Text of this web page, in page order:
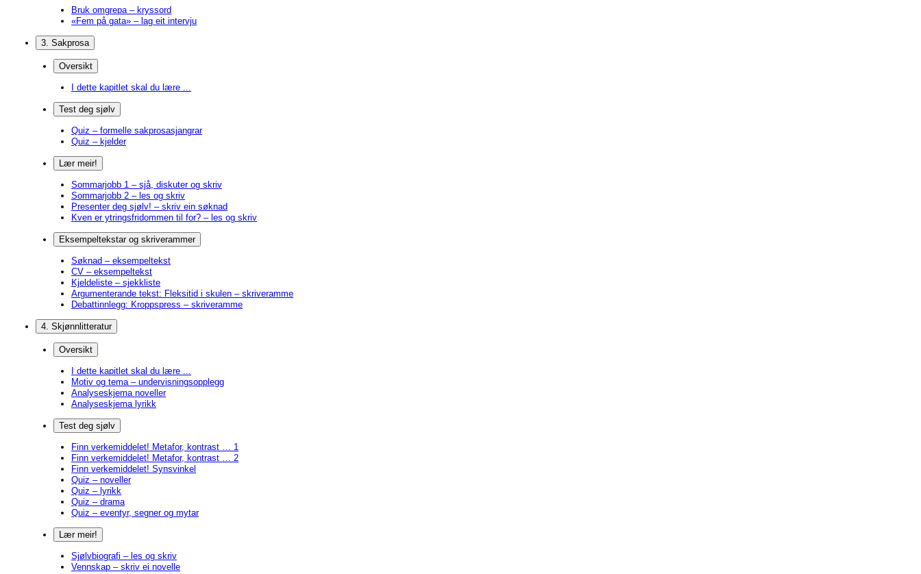
Bruk omgrepa – kryssord
«Fem på gata» – lag eit intervju
3. Sakprosa
Oversikt
I dette kapitlet skal du lære ...
Test deg sjølv
Quiz – formelle sakprosasjangrar
Quiz – kjelder
Lær meir!
Sommarjobb 1 – sjå, diskuter og skriv
Sommarjobb 2 – les og skriv
Presenter deg sjølv! – skriv ein søknad
Kven er ytringsfridommen til for? – les og skriv
Eksempeltekstar og skriverammer
Søknad – eksempeltekst
CV – eksempeltekst
Kjeldeliste – sjekkliste
Argumenterande tekst: Fleksitid i skulen – skriveramme
Debattinnlegg: Kroppspress – skriveramme
4. Skjønnlitteratur
Oversikt
I dette kapitlet skal du lære ...
Motiv og tema – undervisningsopplegg
Analyseskjema noveller
Analyseskjema lyrikk
Test deg sjølv
Finn verkemiddelet! Metafor, kontrast … 1
Finn verkemiddelet! Metafor, kontrast … 2
Finn verkemiddelet! Synsvinkel
Quiz – noveller
Quiz – lyrikk
Quiz – drama
Quiz – eventyr, segner og mytar
Lær meir!
Sjølvbiografi – les og skriv
Vennskap – skriv ei novelle